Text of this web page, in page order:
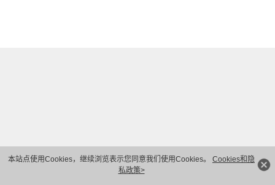
本站点使用Cookies，继续浏览表示您同意我们使用Cookies。 Cookies和隐
私政策>